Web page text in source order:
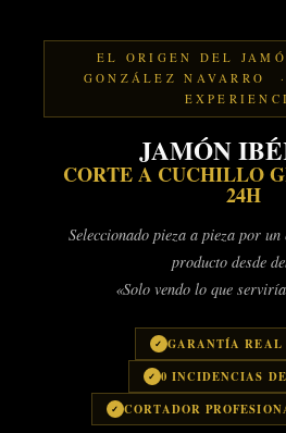
EL ORIGEN DEL
GONZÁLEZ NAVARRO
JAMÓN
CORTE A CUCHILLO
24H
Seleccionado pieza a pieza por un
producto desde
«Solo vendo lo que
GARANTÍA REAL
0 INCIDENCIAS
CORTADOR